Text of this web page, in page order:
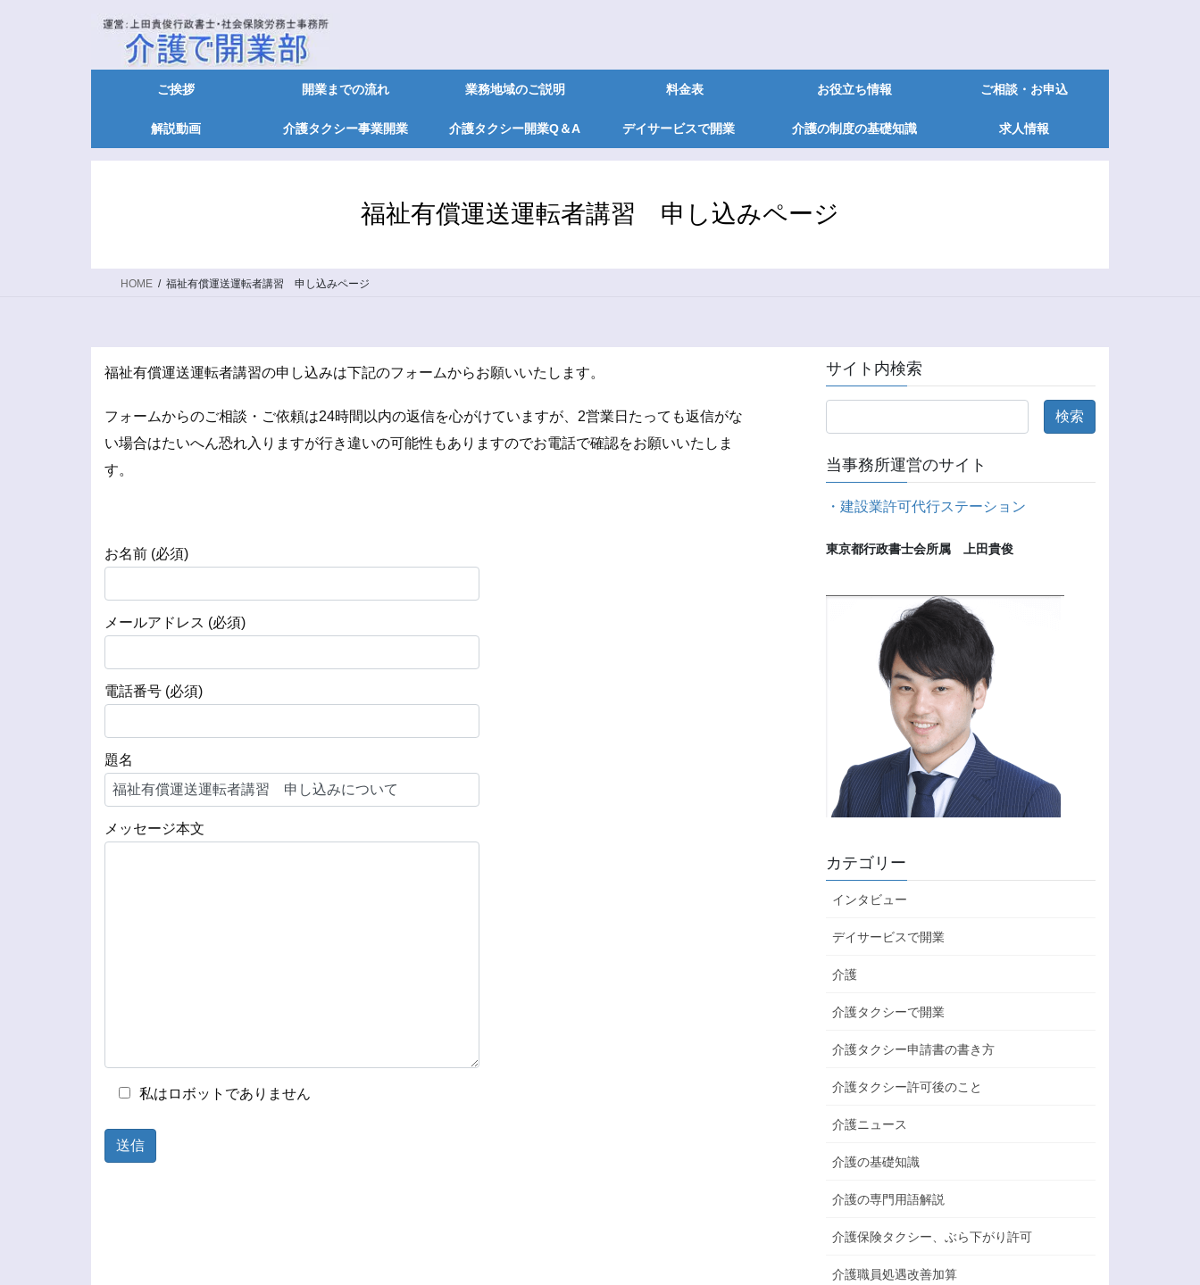
ご挨拶 開業までの流れ 業務地域のご説明 料金表 お役立ち情報 ご相談・お申込
解説動画 介護タクシー事業開業 介護タクシー開業Q＆A デイサービスで開業 介護の制度の基礎知識 求人情報
福祉有償運送運転者講習 申し込みページ
HOME 福祉有償運送運転者講習 申し込みページ
福祉有償運送運転者講習の申し込みは下記のフォームからお願いいたします。
フォームからのご相談・ご依頼は24時間以内の返信を心がけていますが、2営業日たっても返信がな
い場合はたいへん恐れ入りますが行き違いの可能性もありますのでお電話で確認をお願いいたしま
す。
お名前 (必須)
メールアドレス (必須)
電話番号 (必須)
題名
メッセージ本文
私はロボットでありません
サイト内検索
当事務所運営のサイト
・建設業許可代行ステーション
東京都行政書士会所属　上田貴俊
カテゴリー
インタビュー
デイサービスで開業
介護
介護タクシーで開業
介護タクシー申請書の書き方
介護タクシー許可後のこと
介護ニュース
介護の基礎知識
介護の専門用語解説
介護保険タクシー、ぶら下がり許可
介護職員処遇改善加算